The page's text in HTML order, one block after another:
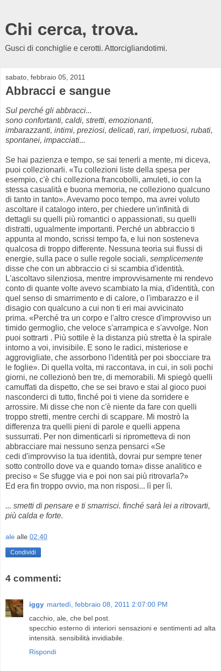
Chi cerca, trova.
Gusci di conchiglie e cerotti. Attorcigliandotimi.
sabato, febbraio 05, 2011
Abbracci e sangue
Sul perché gli abbracci...
sono confortanti, caldi, stretti, emozionanti,
imbarazzanti, intimi, preziosi, delicati, rari, impetuosi, rubati,
spontanei, impacciati...
Se hai pazienza e tempo, se sai tenerli a mente, mi diceva,
puoi collezionarli. «Tu collezioni liste della spesa per
esempio, c'è chi colleziona francobolli, amuleti, io con la
stessa casualità e buona memoria, ne colleziono qualcuno
di tanto in tanto». Avevamo poco tempo, ma avrei voluto
ascoltare il catalogo intero, per chiedere un'infinità di
dettagli su quelli più romantici o appassionati, su quelli
distratti, ugualmente importanti. Perché un abbraccio ti
appunta al mondo, scrissi tempo fa, e lui non sosteneva
qualcosa di troppo differente. Nessuna teoria sui flussi di
energie, sulla pace o sulle regole sociali, semplicemente
disse che con un abbraccio ci si scambia d'identità.
L'ascoltavo silenziosa, mentre improvvisamente mi rendevo
conto di quante volte avevo scambiato la mia, d'identità, con
quel senso di smarrimento e di calore, o l'imbarazzo e il
disagio con qualcuno a cui non ti eri mai avvicinato
prima. «Perché tra un corpo e l'altro cresce d'improvviso un
timido germoglio, che veloce s'arrampica e s'avvolge. Non
puoi sottrarti . Più sottile è la distanza più stretta è la spirale
intorno a voi, invisibile. E sono le radici, misteriose e
aggrovigliate, che assorbono l'identità per poi sbocciare tra
le foglie». Di quella volta, mi raccontava, in cui, in soli pochi
giorni, ne collezionò ben tre, di memorabili. Mi spiegò quelli
camuffati da dispetto, che se sei bravo e stai al gioco puoi
nasconderci di tutto, finché poi ti viene da sorridere e
arrossire. Mi disse che non c'è niente da fare con quelli
troppo stretti, mentre cerchi di scappare. Mi mostrò la
differenza tra quelli pieni di parole e quelli appena
sussurrati. Per non dimenticarli si riprometteva di non
abbracciare mai nessuno senza pensarci «Se
cedi d'improvviso la tua identità, dovrai pur sempre tener
sotto controllo dove va e quando torna» disse analitico e
preciso « Se sfugge via e poi non sai più ritrovarla?»
Ed era fin troppo ovvio, ma non risposi... lì per lì.
... smetti di pensare e ti smarrisci. finché sarà lei a ritrovarti,
più calda e forte.
ale alle 02:40
Condividi
4 commenti:
iggy martedì, febbraio 08, 2011 2:07:00 PM
cacchio, ale, che bel post.
specchio esterno di interiori sensazioni e sentimenti ad alta
intensità. sensibilità invidiabile.
Rispondi